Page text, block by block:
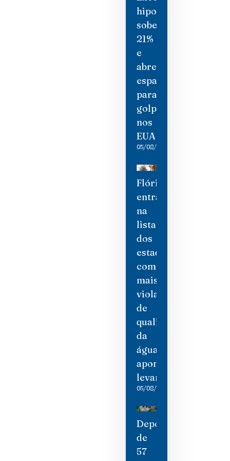
hipotecárias
sobem
21%
e
abrem
espaço
para
golpistas
nos
EUA
05/08/2026
Flórida
entra
na
lista
dos
estados
com
mais
violações
de
qualidade
da
água,
aponta
levantamento
05/08/2026
Depois
de
57